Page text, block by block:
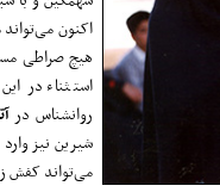
اکنون
هیچ صراطی
استثناء در
روانشناس در
شیرین نیز
می‌تواند کفش